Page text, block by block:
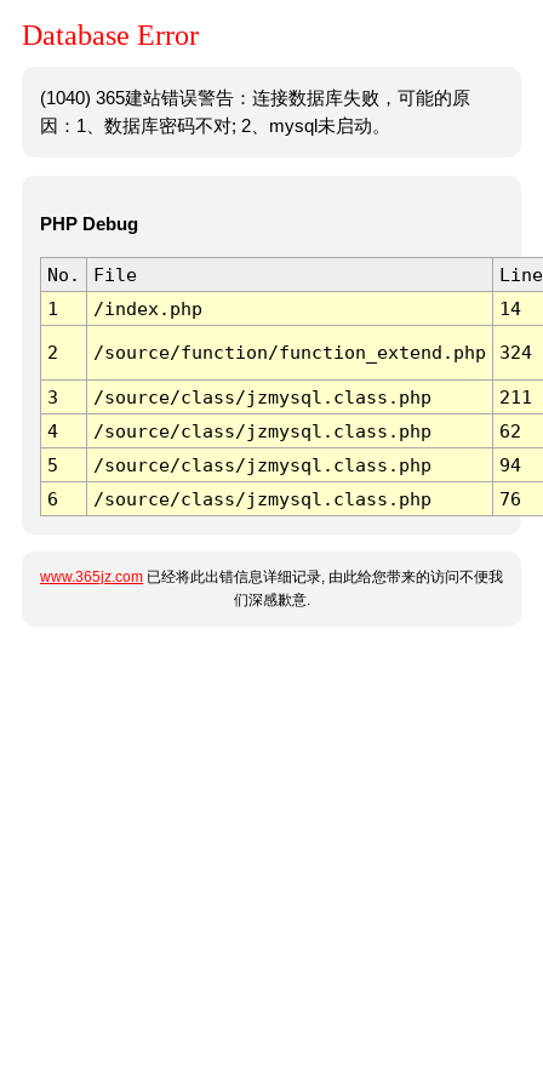
Database Error
(1040) 365建站错误警告：连接数据库失败，可能的原
因：1、数据库密码不对; 2、mysql未启动。
PHP Debug
No. File
Line
1
/index.php 14
2 /source/function/function_extend.php 324
3 /source/class/jzmysql.class.php
211
4
/source/class/jzmysql.class.php
62
5
/source/class/jzmysql.class.php
94
6
/source/class/jzmysql.class.php 76
www.365jz.com 已经将此出错信息详细记录, 由此给您带来的访问不便我
们深感歉意.